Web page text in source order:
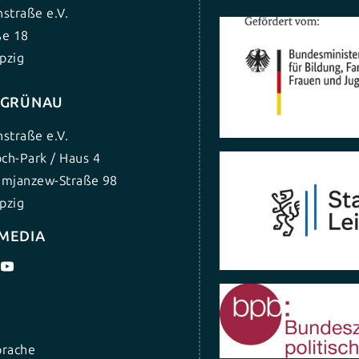
e.V.
18
e.V.
Park / Haus 4
Straße 98